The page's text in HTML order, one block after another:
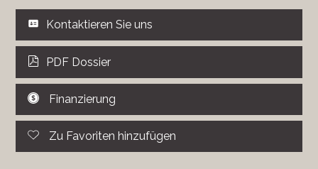
Kontaktieren Sie uns
PDF Dossier
Finanzierung
Zu Favoriten hinzufügen